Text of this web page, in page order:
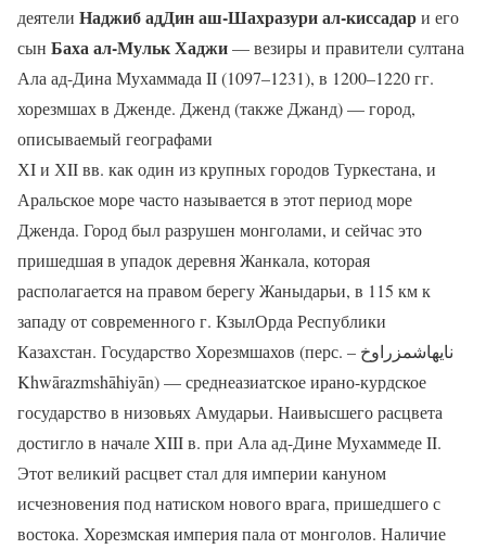
деятели Наджиб адДин аш-Шахразури ал-киссадари его
сын Баха ал-Мульк Хаджи— везиры и правители султана
Ала ад-Дина Мухаммада II (1097–1231), в 1200–1220 гг.
хорезмшах в Дженде. Дженд (также Джанд) — город,
описываемый географами
ХI и ХII вв. как один из крупных городов Туркестана, и
Аральское море часто называется в этот период море
Дженда. Город был разрушен монголами, и сейчас это
пришедшая в упадок деревня Жанкала, которая
располагается на правом берегу Жаныдарьи, в 115 км к
западу от современного г. КзылОрда Республики
Казахстан. Государство Хорезмшахов (перс. – نایهاشمزراوخ
Khwārazmshāhiyān) — среднеазиатское ирано-курдское
государство в низовьях Амударьи. Наивысшего расцвета
достигло в начале XIII в. при Ала ад-Дине Мухаммеде II.
Этот великий расцвет стал для империи кануном
исчезновения под натиском нового врага, пришедшего с
востока. Хорезмская империя пала от монголов. Наличие